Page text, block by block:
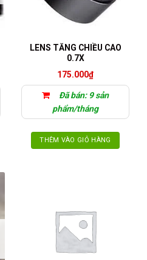
LENS TĂNG CHIỀU CAO
0.7X
175.000₫
Đã bán: 9 sản
phẩm/tháng
THÊM VÀO GIỎ HÀNG